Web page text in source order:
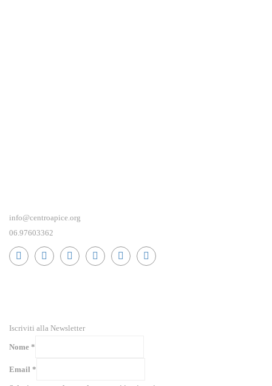
info@centroapice.org
06.97603362
Iscriviti alla Newsletter
Nome *
Email *